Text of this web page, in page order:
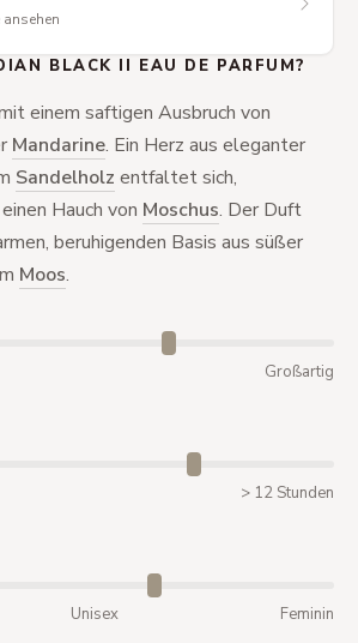
BLACK II EAU DE PARFUM?
einem saftigen Ausbruch von
Mandarine. Ein Herz aus eleganter
Sandelholz entfaltet sich,
Hauch von Moschus. Der Duft
beruhigenden Basis aus süßer
Moos.
Großartig
> 12 Stunden
Unisex Feminin